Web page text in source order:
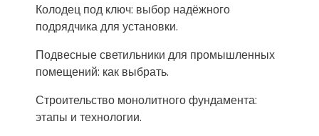
Колодец под ключ: выбор надёжного
подрядчика для установки.
Подвесные светильники для промышленных
помещений: как выбрать.
Строительство монолитного фундамента:
этапы и технологии.